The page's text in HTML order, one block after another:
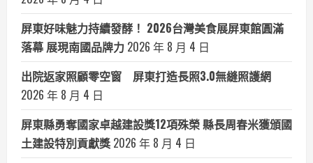
屏東好味魅力持續發酵！ 2026台灣美食展屏東館圓滿
落幕 展現南國品牌力 2026 年 8 月 4 日
出院返家照顧零空窗 屏東打造長照3.0無縫照護網
2026 年 8 月 4 日
屏東縣勇奪國家卓越建設獎12項殊榮 縣長周春米獲頒國
土建設特別貢獻獎 2026 年 8 月 4 日